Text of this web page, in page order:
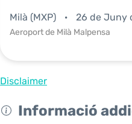
Milà (MXP) 26 de Juny
Aeroport de Milà Malpensa
Disclaimer
Informació